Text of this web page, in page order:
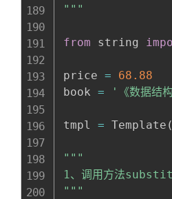
"""
from string
price =
68.88
book = '《数据结
tmpl = Template (
"""
1、调用方法
"""